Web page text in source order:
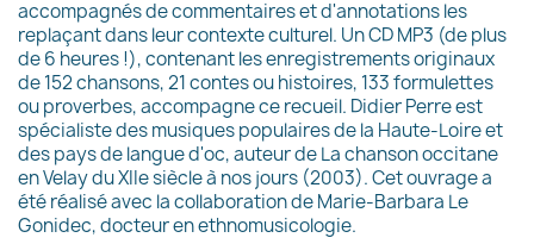
accompagnés de commentaires et d'annotations les
replaçant dans leur contexte culturel. Un CD MP3 (de plus
de 6 heures !), contenant les enregistrements originaux
de 152 chansons, 21 contes ou histoires, 133 formulettes
ou proverbes, accompagne ce recueil. Didier Perre est
spécialiste des musiques populaires de la Haute-Loire et
des pays de langue d'oc, auteur de La chanson occitane
en Velay du XIIe siècle à nos jours (2003). Cet ouvrage a
été réalisé avec la collaboration de Marie-Barbara Le
Gonidec, docteur en ethnomusicologie.